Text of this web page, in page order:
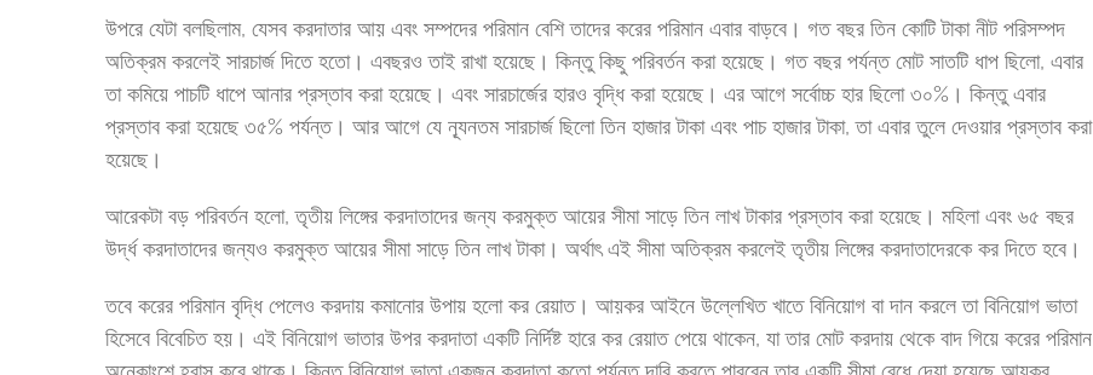
উপরে যেটা বলছিলাম, যেসব করদাতার আয় এবং সম্পদের পরিমান বেশি তাদের করের পরিমান এবার বাড়বে। গত বছর তিন কোটি টাকা নীট পরিসম্পদ
অতিক্রম করলেই সারচার্জ দিতে হতো। এবছরও তাই রাখা হয়েছে। কিন্তু কিছু পরিবর্তন করা হয়েছে। গত বছর পর্যন্ত মোট সাতটি ধাপ ছিলো, এবার
তা কমিয়ে পাচটি ধাপে আনার প্রস্তাব করা হয়েছে। এবং সারচার্জের হারও বৃদ্ধি করা হয়েছে। এর আগে সর্বোচ্চ হার ছিলো ৩০%। কিন্তু এবার
প্রস্তাব করা হয়েছে ৩৫% পর্যন্ত। আর আগে যে ন্যূনতম সারচার্জ ছিলো তিন হাজার টাকা এবং পাচ হাজার টাকা, তা এবার তুলে দেওয়ার প্রস্তাব করা
হয়েছে।
আরেকটা বড় পরিবর্তন হলো, তৃতীয় লিঙ্গের করদাতাদের জন্য করমুক্ত আয়ের সীমা সাড়ে তিন লাখ টাকার প্রস্তাব করা হয়েছে। মহিলা এবং ৬৫ বছর
উর্দ্ধ করদাতাদের জন্যও করমুক্ত আয়ের সীমা সাড়ে তিন লাখ টাকা। অর্থাৎ এই সীমা অতিক্রম করলেই তৃতীয় লিঙ্গের করদাতাদেরকে কর দিতে হবে।
তবে করের পরিমান বৃদ্ধি পেলেও করদায় কমানোর উপায় হলো কর রেয়াত। আয়কর আইনে উল্লেখিত খাতে বিনিয়োগ বা দান করলে তা বিনিয়োগ ভাতা
হিসেবে বিবেচিত হয়। এই বিনিয়োগ ভাতার উপর করদাতা একটি নির্দিষ্ট হারে কর রেয়াত পেয়ে থাকেন, যা তার মোট করদায় থেকে বাদ গিয়ে করের পরিমান